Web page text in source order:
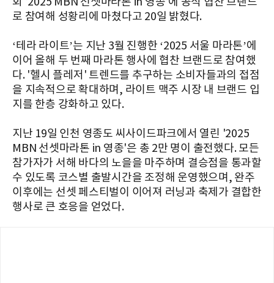
로 참여해 성황리에 마쳤다고 20일 밝혔다.
‘테라 라이트’는 지난 3월 진행한 ‘2025 서울 마라톤’에
이어 올해 두 번째 마라톤 행사에 협찬 브랜드로 참여했
다. '헬시 플레저' 트렌드를 추구하는 소비자들과의 접점
을 지속적으로 확대하며, 라이트 맥주 시장 내 브랜드 입
지를 한층 강화하고 있다.
지난 19일 인천 영종도 씨사이드파크에서 열린 '2025
MBN 선셋마라톤 in 영종'은 총 2만 명이 출전했다. 모든
참가자가 서해 바다의 노을을 마주하며 결승점을 통과할
수 있도록 코스별 출발시간을 조정해 운영했으며, 완주
이후에는 선셋 페스티벌이 이어져 러닝과 축제가 결합한
행사로 큰 호응을 얻었다.